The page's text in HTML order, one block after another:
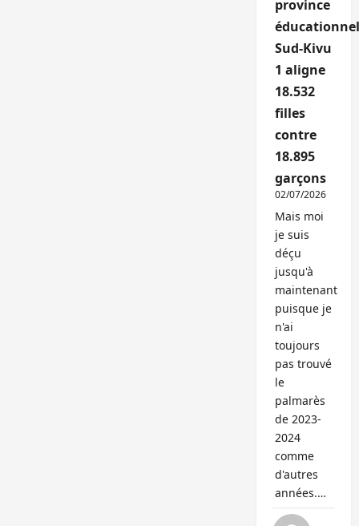
province
Sud-Kivu
1 aligne
18.532
filles
contre
18.895
garçons
02/07/2026
Mais moi
je suis
déçu
jusqu'à
maintenant
puisque je
n'ai
toujours
pas trouvé
le
palmarès
de 2023-
2024
comme
d'autres
années.…